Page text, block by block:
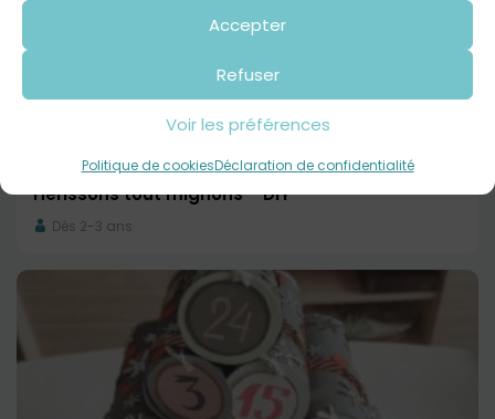
Accepter
Refuser
Voir les préférences
Politique de cookiesDéclaration de confidentialité
Hérissons tout mignons – DIY
Dès 2-3 ans